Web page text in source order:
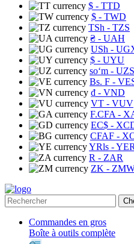
$ - TTD
$ - TWD
TSh - TZS
₴ - UAH
USh -
$ - UYU
soʻm - UZS
Bs. F -
₫ - VND
VT - VUV
F.CFA -
EC$ -
CFAF -
YRls - YER
R - ZAR
ZK -
Commandes en gros
Boîte à outils complète